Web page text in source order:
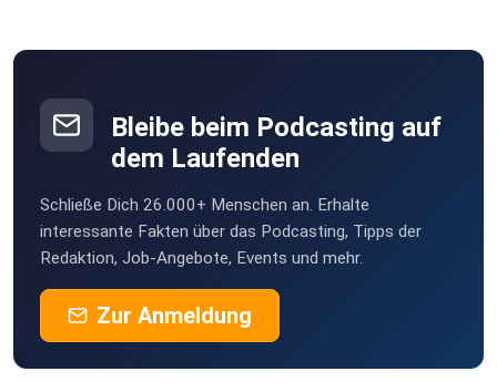
Bleibe beim Podcasting auf
dem Laufenden
Schließe Dich 26.000+ Menschen an. Erhalte
interessante Fakten über das Podcasting, Tipps der
Redaktion, Job-Angebote, Events und mehr.
Zur Anmeldung